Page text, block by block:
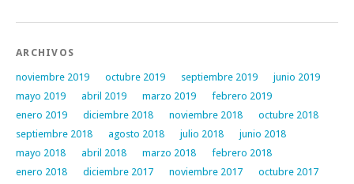
ARCHIVOS
noviembre 2019 octubre 2019 septiembre 2019
junio 2019
mayo 2019
abril 2019 marzo 2019
febrero 2019
enero 2019
diciembre 2018 noviembre 2018
octubre 2018
septiembre 2018
agosto 2018 julio 2018
junio 2018
mayo 2018
abril 2018 marzo 2018
febrero 2018
enero 2018
diciembre 2017 noviembre 2017
octubre 2017